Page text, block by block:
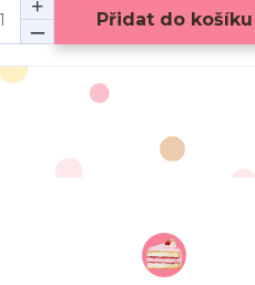
Přidat do košíku